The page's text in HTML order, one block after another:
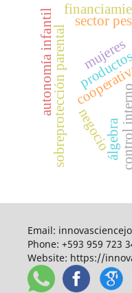
sobreprotección parental
autonomía infantil sector
negocio
mujeres
álgebra
Email:
Phone: +593 959 723
Website: https://